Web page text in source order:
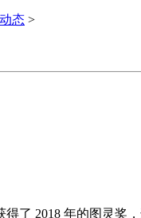
态 >
2018 年的图灵奖